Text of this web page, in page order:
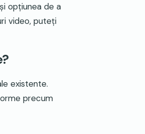
opțiunea de a
video, puteți
existente.
precum